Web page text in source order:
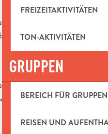
FREIZEITAKTIVITÄTEN
TON-AKTIVITÄTEN
GRUPPEN
BEREICH FÜR GRUPPEN
REISEN UND
aller Altersgruppen
hin zu
Faust machen oder eine
(Reservierung